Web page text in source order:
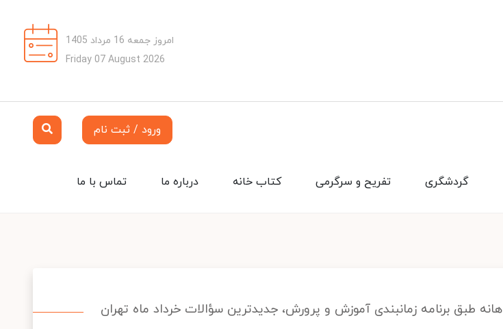
امروز جمعه 16 مرداد 1405
Friday 07 August 2026
ورود / ثبت نام
تماس با ما درباره ما کتاب خانه تفریح و سرگرمی گردشگری
طبق برنامه زمانبندی آموزش و پرورش، جدیدترین سؤالات خرداد ماه تهران